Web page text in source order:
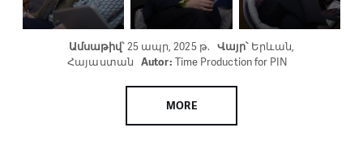
Ամսաթիվ՝25 ապր, 2025 թ. Վայր՝ Երևան,
Հայաստան Autor: Time Production for PIN
MORE